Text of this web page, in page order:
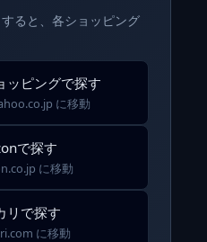
ると、各ショッピング
ッピングで探す
に移動
で探す
に移動
リで探す
に移動